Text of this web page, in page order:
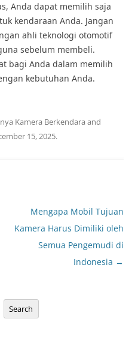
Anda dapat memilih saja
kendaraan Anda. Jangan
ahli teknologi otomotif
sebelum membeli.
bagi Anda dalam memilih
kebutuhan Anda.
Kamera Berkendara and
15, 2025.
Mengapa Mobil Tujuan
Kamera Harus Dimiliki oleh
Semua Pengemudi di
Indonesia →
Search